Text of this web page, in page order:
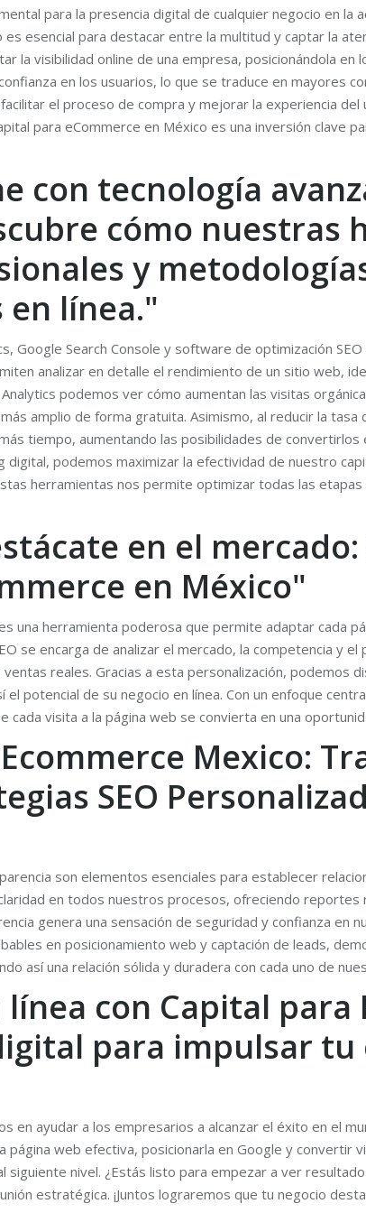
para la presencia digital de cualquier negocio en la
esencial para destacar entre la multitud y captar la
la visibilidad online de una empresa, posicionándola
en los usuarios, lo que se traduce en mayores
el proceso de compra y mejorar la experiencia
para eCommerce en México es una inversión clave
con tecnología
cómo nuestras
y
línea."
Google Search Console y software de optimización
analizar en detalle el rendimiento de un sitio web,
podemos ver cómo aumentan las visitas
amplio de forma gratuita. Asimismo, al reducir la
tiempo, aumentando las posibilidades de convertirlos
podemos maximizar la efectividad de nuestro
herramientas nos permite optimizar todas las
en el
en México"
una herramienta poderosa que permite adaptar cada
se encarga de analizar el mercado, la competencia y
reales. Gracias a esta personalización, podemos
potencial de su negocio en línea. Con un enfoque
visita a la página web se convierta en una
Mexico:
SEO
son elementos esenciales para establecer
en todos nuestros procesos, ofreciendo reportes
genera una sensación de seguridad y confianza en
en posicionamiento web y captación de leads,
así una relación sólida y duradera con cada uno de
con Capital para
para impulsar
en ayudar a los empresarios a alcanzar el éxito en el
web efectiva, posicionarla en Google y convertir
nivel. ¿Estás listo para empezar a ver
estratégica. ¡Juntos lograremos que tu negocio